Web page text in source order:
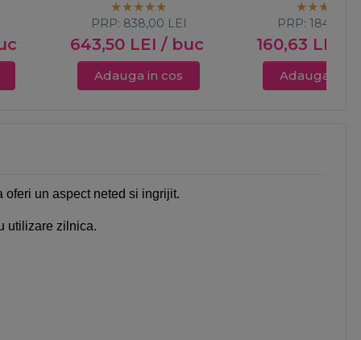
643,50 LEI / buc
PRP: 838,00 LEI
Adauga in cos
160,63 LEI
PRP:184,00
Adauga in
un aspect neted si ingrijit.
utilizare zilnica.